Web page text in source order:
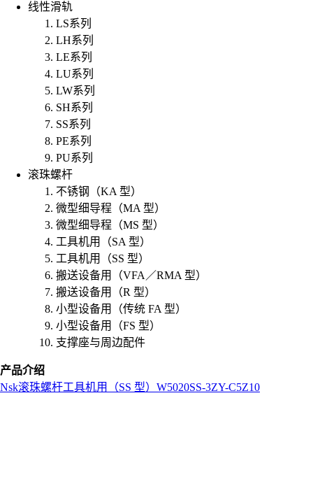
线性滑轨
LS系列
LH系列
LE系列
LU系列
LW系列
SH系列
SS系列
PE系列
PU系列
滚珠螺杆
不锈钢（KA 型）
微型细导程（MA 型）
微型细导程（MS 型）
工具机用（SA 型）
工具机用（SS 型）
搬送设备用（VFA／RMA 型）
搬送设备用（R 型）
小型设备用（传统 FA 型）
小型设备用（FS 型）
支撑座与周边配件
产品介绍
Nsk滚珠螺杆工具机用（SS 型） W5020SS-3ZY-C5Z10